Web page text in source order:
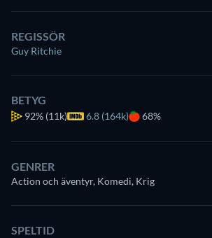
REGISSÖR
Guy Ritchie
BETYG
92% (11k) 6.8 (164k) 68%
GENRER
Action och äventyr, Komedi, Krig
SPELTID